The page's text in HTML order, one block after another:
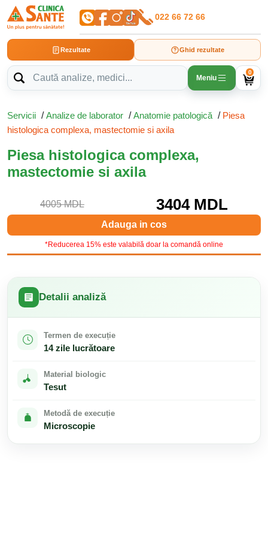
022 66 72 66
Rezultate Ghid rezultate
Meniu
0
Servicii /Analize de laborator /Anatomie patologică / Piesa
histologica complexa, mastectomie si axila
Piesa histologica complexa,
mastectomie si axila
4005 MDL 3404 MDL
Adauga in cos
*Reducerea 15% este valabilă doar la comandă online
Detalii analiză
Termen de execuție
14 zile lucrătoare
Material biologic
Tesut
Metodă de execuție
Microscopie